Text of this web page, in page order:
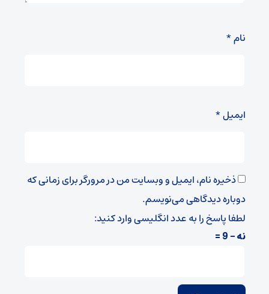
نام*
ایمیل*
ذخیره نام، ایمیل و وبسایت من در مرورگر برای زمانی که
دوباره دیدگاهی می‌نویسم.
لطفا پاسخ را به عدد انگلیسی وارد کنید:
نه − 9 =